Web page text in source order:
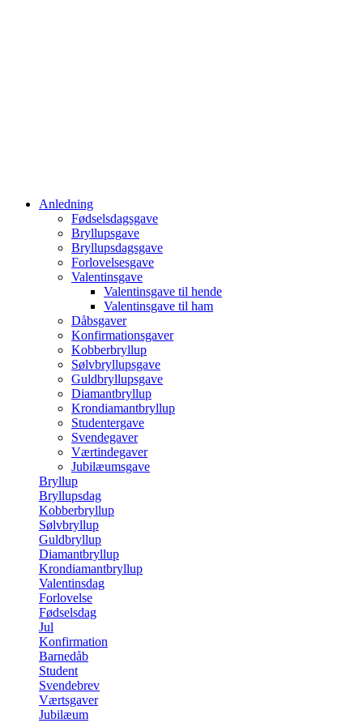
Anledning
Fødselsdagsgave
Bryllupsgave
Bryllupsdagsgave
Forlovelsesgave
Valentinsgave
Valentinsgave til hende
Valentinsgave til ham
Dåbsgaver
Konfirmationsgaver
Kobberbryllup
Sølvbryllupsgave
Guldbryllupsgave
Diamantbryllup
Krondiamantbryllup
Studentergave
Svendegaver
Værtindegaver
Jubilæumsgave
Bryllup
Bryllupsdag
Kobberbryllup
Sølvbryllup
Guldbryllup
Diamantbryllup
Krondiamantbryllup
Valentinsdag
Forlovelse
Fødselsdag
Jul
Konfirmation
Barnedåb
Student
Svendebrev
Værtsgaver
Jubilæum